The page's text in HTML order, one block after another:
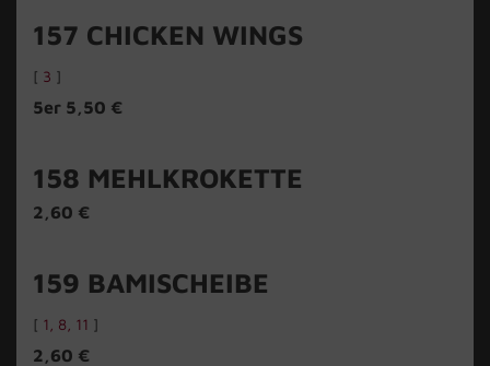
157 CHICKEN WINGS
[ 3 ]
5er 5,50 €
158 MEHLKROKETTE
2,60 €
159 BAMISCHEIBE
[ 1 8 11 ]
2,60 €